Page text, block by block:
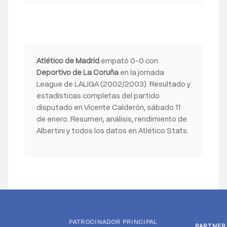
Atlético de Madrid empató 0-0 con
Deportivo de La Coruña en la jornada
League de LALIGA (2002/2003). Resultado y
estadísticas completas del partido
disputado en Vicente Calderón, sábado 11
de enero. Resumen, análisis, rendimiento de
Albertini y todos los datos en Atlético Stats.
PATROCINADOR PRINCIPAL